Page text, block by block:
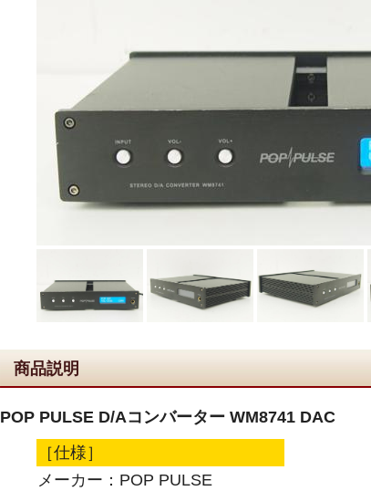
商品説明
POP PULSE D/Aコンバーター WM8741 DAC
［仕様］
メーカー：POP PULSE